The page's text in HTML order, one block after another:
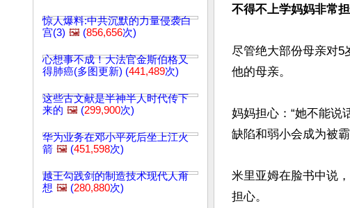
惊人爆料:中共沉默的力量侵袭白
宫(3) 🖼️ (856,656次)
心想事不成！大法官金斯伯格又
得肺癌(多图更新) (441,489次)
这些古文献是半神半人时代传下
来的 🖼️ (299,900次)
华为业务在邓小平死后坐上江火
箭 🖼️ (451,598次)
越王勾践剑的制造技术现代人甭
想 🖼️ (280,880次)
不得不上学妈妈非常
尽管绝大部份母亲对5
他的母亲。
妈妈担心：“她不能说
缺陷和弱小会成为被
米里亚姆在脸书中说
担心。